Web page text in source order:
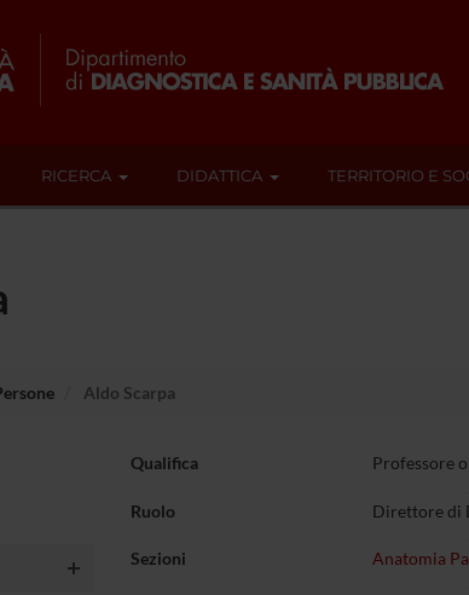
RICERCA DIDATTICA TERRITORIO E
Aldo Scarpa
Qualifica Professore
Ruolo Direttore di
Sezioni Anatomia